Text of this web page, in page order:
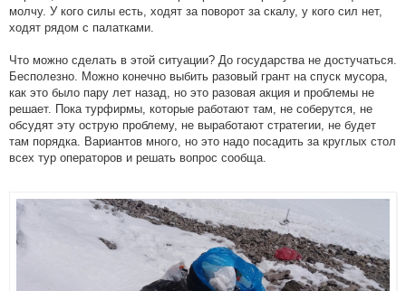
молчу. У кого силы есть, ходят за поворот за скалу, у кого сил нет,
ходят рядом с палатками.
Что можно сделать в этой ситуации? До государства не достучаться.
Бесполезно. Можно конечно выбить разовый грант на спуск мусора,
как это было пару лет назад, но это разовая акция и проблемы не
решает. Пока турфирмы, которые работают там, не соберутся, не
обсудят эту острую проблему, не выработают стратегии, не будет
там порядка. Вариантов много, но это надо посадить за круглых стол
всех тур операторов и решать вопрос сообща.